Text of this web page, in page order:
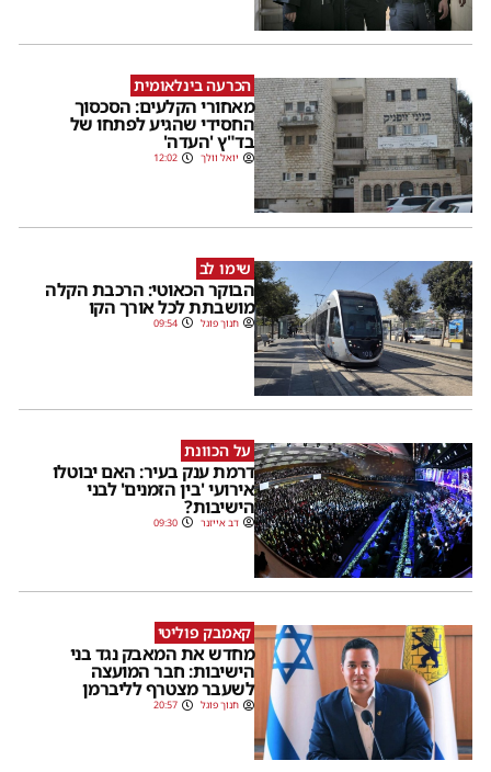
הכרעה בינלאומית
מאחורי הקלעים: הסכסוך
החסידי שהגיע לפתחו של
בד"ץ 'העדה'
יואל וולך 12:02
שימו לב
הבוקר הכאוטי: הרכבת הקלה
מושבתת לכל אורך הקו
חנוך פוגל 09:54
על הכוונת
דרמת ענק בעיר: האם יבוטלו
אירועי 'בין הזמנים' לבני
הישיבות?
דב אייזנר 09:30
קאמבק פוליטי
מחדש את המאבק נגד בני
הישיבות: חבר המועצה
לשעבר מצטרף לליברמן
חנוך פוגל 20:57